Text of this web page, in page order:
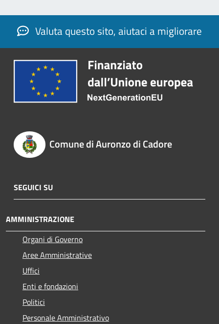
Valuta questo sito, aiutaci a migliorare
Comune di Auronzo di Cadore
SEGUICI SU
AMMINISTRAZIONE
Organi di Governo
Aree Amministrative
Uffici
Enti e fondazioni
Politici
Personale Amministrativo